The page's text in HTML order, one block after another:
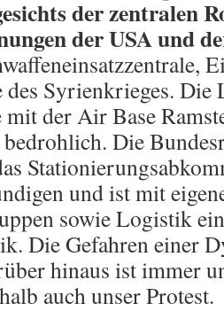
der zentralen
der USA und
Syrienkrieges. Die
der Air Base
bedrohlich. Die
und ist mit
sowie Logistik
Die Gefahren einer
hinaus ist immer
auch unser Protest.